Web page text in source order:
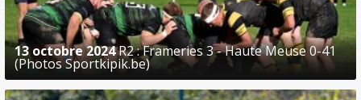
13 octobre 2024R2 : Frameries 3 - Haute Meuse 0-41
(Photos Sportkipik.be)